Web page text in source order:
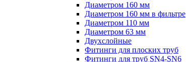
Диаметром 160 мм
Диаметром 160 мм в фильтре
Диаметром 110 мм
Диаметром 63 мм
Двухслойные
Фитинги для плоских труб
Фитинги для труб SN4-SN6